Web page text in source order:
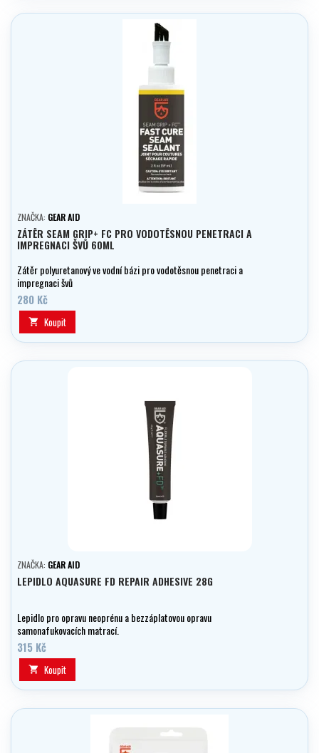
ZNAČKA: GEAR AID
ZÁTĚR SEAM GRIP+ FC PRO VODOTĚSNOU PENETRACI A
IMPREGNACI ŠVŮ 60ML
Zátěr polyuretanový ve vodní bázi pro vodotěsnou penetraci a
impregnaci švů
280 Kč
 Koupit
ZNAČKA: GEAR AID
LEPIDLO AQUASURE FD REPAIR ADHESIVE 28G
Lepidlo pro opravu neoprénu a bezzáplatovou opravu
samonafukovacích matrací.
315 Kč
 Koupit